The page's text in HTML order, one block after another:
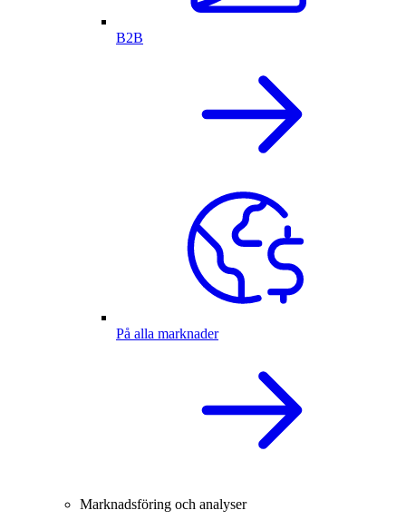
B2B
På alla marknader
Marknadsföring och analyser